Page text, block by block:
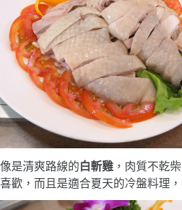
像是清爽路線的白斬雞 ，肉質不乾
喜歡，而且是適合夏天的冷盤料理